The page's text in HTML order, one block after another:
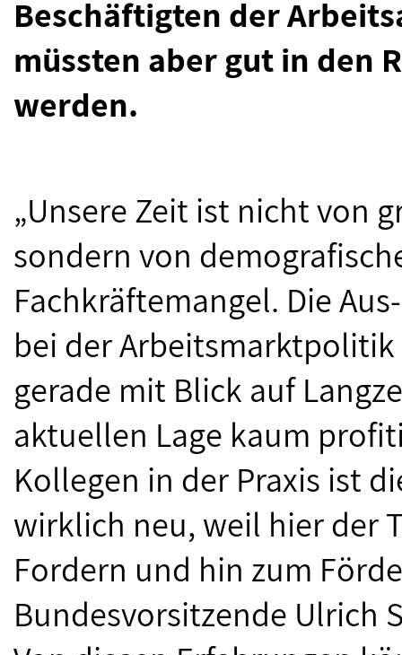
Beschäftigten der
müssten aber gut in den
werden.
„Unsere Zeit ist nicht von
sondern von
Fachkräftemangel. Die
bei der
gerade mit Blick auf
aktuellen Lage kaum
Kollegen in der Praxis ist
wirklich neu, weil hier der
Fordern und hin zum
Bundesvorsitzende Ulrich